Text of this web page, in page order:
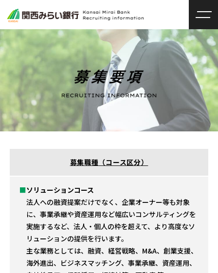
募集職種 （コース区分）
ソリューションコース
法人への融資提案だけでなく、企業オーナー等も対象
に、事業承継や資産運用など幅広いコンサルティングを
実施するなど、法人・個人の枠を超えて、より高度なソ
リューションの提供を行います。
主な業務としては、融資、経営戦略、M&A、創業支援、
海外進出、ビジネスマッチング、事業承継、資産運用、